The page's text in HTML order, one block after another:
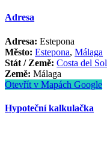
Adresa
Adresa: Estepona
Město: Estepona,Málaga
Stát / Země: Costa del Sol
Země: Málaga
Otevřít v Mapách Google
Hypoteční kalkulačka